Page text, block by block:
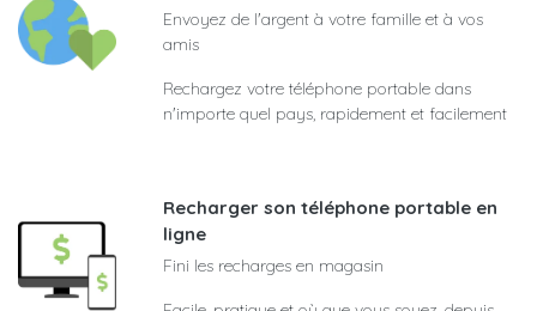
Envoyez de l'argent à votre famille et à vos
amis
Rechargez votre téléphone portable dans
n'importe quel pays, rapidement et facilement
Recharger son téléphone portable en
ligne
Fini les recharges en magasin